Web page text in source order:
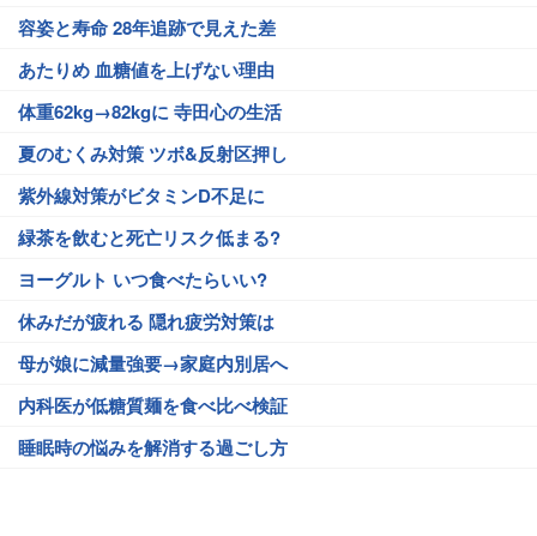
容姿と寿命 28年追跡で見えた差
あたりめ 血糖値を上げない理由
体重62kg→82kgに 寺田心の生活
夏のむくみ対策 ツボ&反射区押し
紫外線対策がビタミンD不足に
緑茶を飲むと死亡リスク低まる?
ヨーグルト いつ食べたらいい?
休みだが疲れる 隠れ疲労対策は
母が娘に減量強要→家庭内別居へ
内科医が低糖質麺を食べ比べ検証
睡眠時の悩みを解消する過ごし方